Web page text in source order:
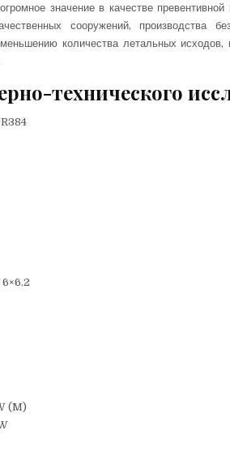
значение в качестве
сооружений, производства
количества летальных исходов,
технического
(M)